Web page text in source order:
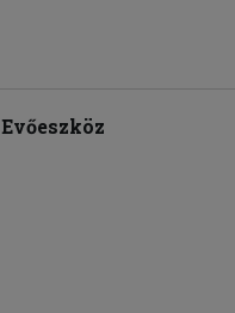
Evőeszköz